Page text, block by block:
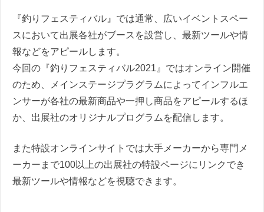
『釣りフェスティバル』では通常、広いイベントスペー
スにおいて出展各社がブースを設営し、最新ツールや情
報などをアピールします。
今回の『釣りフェスティバル2021』ではオンライン開催
のため、メインステージプラグラムによってインフルエ
ンサーが各社の最新商品や一押し商品をアピールするほ
か、出展社のオリジナルプログラムを配信します。
また特設オンラインサイトでは大手メーカーから専門メ
ーカーまで100以上の出展社の特設ページにリンクでき
最新ツールや情報などを視聴できます。